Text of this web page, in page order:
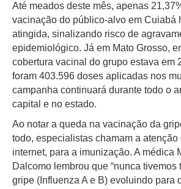
Até meados deste mês, apenas
vacinação do público-alvo em Cuiabá
atingida, sinalizando risco de
epidemiológico. Já em Mato Grosso,
cobertura vacinal do grupo estava em
foram 403.596 doses aplicadas nos
campanha continuará durante todo o
capital e no estado.
Ao notar a queda na vacinação da
todo, especialistas chamam a
internet, para a imunização. A médica
Dalcomo lembrou que “nunca tivemos
gripe (Influenza A e B) evoluindo para